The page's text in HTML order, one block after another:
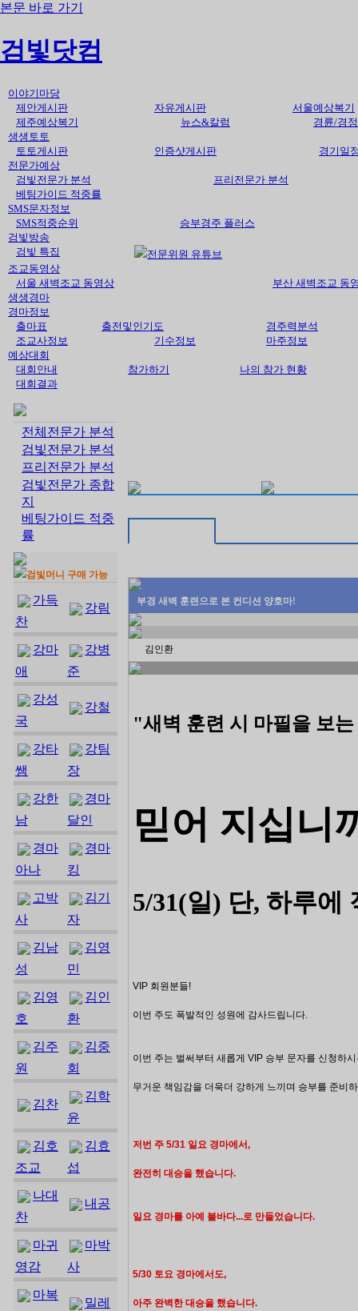
본문 바로 가기
검빛닷컴
이야기마당
제안게시판
자유게시판
서울예상복기
제주예상복기
뉴스&칼럼
경륜/경정
생생토토
토토게시판
인증샷게시판
경기일
전문가예상
검빛전문가 분석
프리전문가 분석
베팅가이드 적중률
SMS문자정보
SMS적중순위
승부경주 플러스
검빛방송
검빛 특집
전문위원 유튜브
조교동영상
서울 새벽조교 동영상
부산 새벽조교 동
생생경마
경마정보
출마표
출전및인기도
경주력분석
조교사정보
기수정보
마주정보
예상대회
대회안내
참가하기
나의 참가 현황
대회결과
전체전문가 분석
검빛전문가 분석
프리전문가 분석
검빛전문가 종합
지
베팅가이드 적중
률
검빛머니 구매 가능
가득
찬
강림
강마
애
강병
준
강성
국
강철
강타
쌤
강팀
장
강한
남
경마
달인
경마
아나
경마
킹
고박
사
김기
자
김남
성
김영
민
김영
호
김인
환
김주
원
김중
회
김찬
김학
윤
김호
조교
김효
섭
나대
찬
내공
마귀
영감
마박
사
마복
밀레
부경 새벽 훈련으로 본 컨디션 양호마!
김인환
"새벽 훈련 시 마필을 보
믿어 지십니
5/31(일) 단, 하루에
VIP 회원분들!
이번 주도 폭발적인 성원에 감사드립니다.
이번 주는 벌써부터 새롭게 VIP 승부 문자를 신청하
무거운 책임감을 더욱더 강하게 느끼며 승부를 준비
저번 주 5/31 일요 경마에서,
완전히 대승을 했습니다.
일요 경마를 아예 불바다...로 만들었습니다.
5/30 토요 경마에서도,
아주 완벽한 대승을 했습니다.